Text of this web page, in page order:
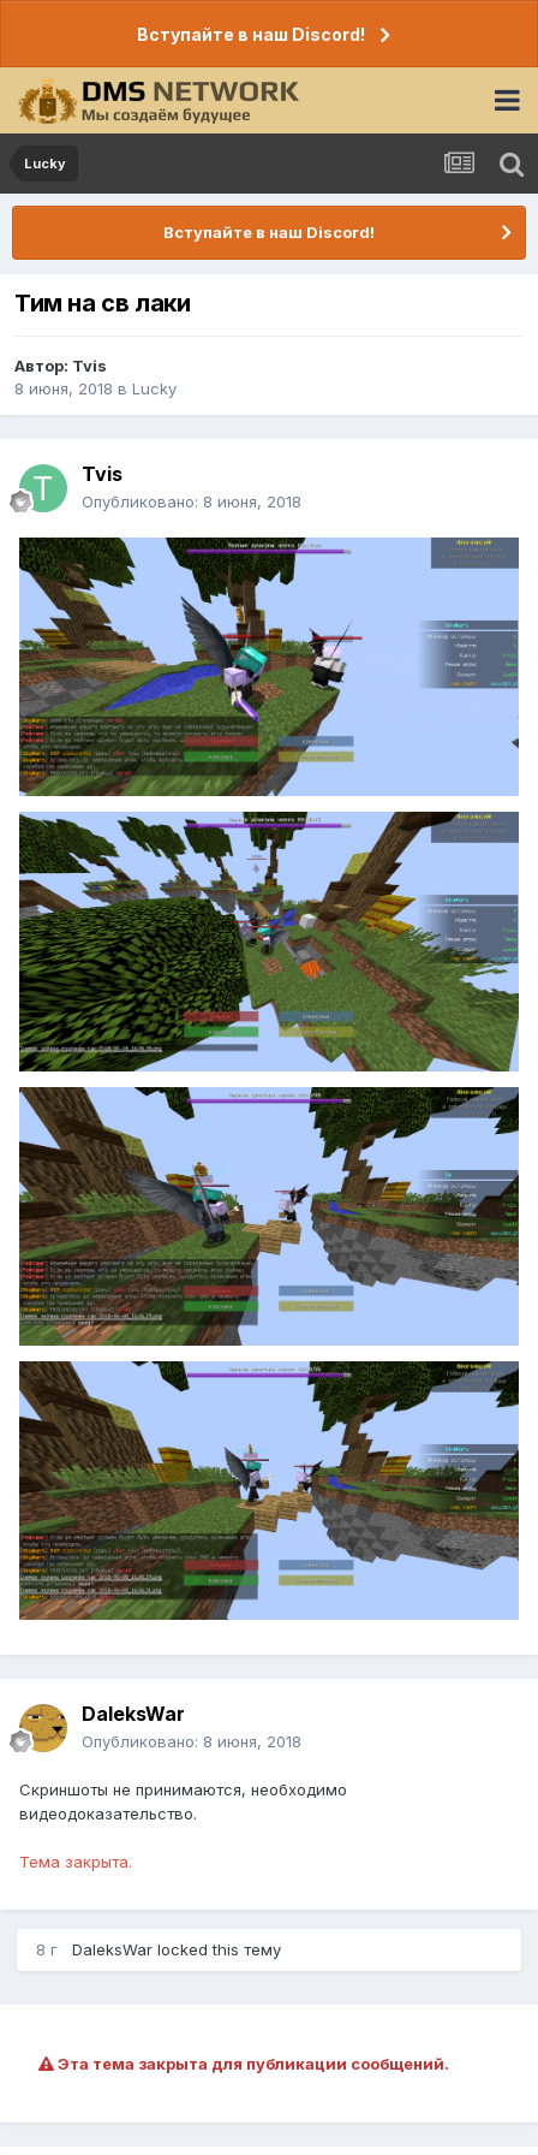
Вступайте в наш Discord!
Lucky
Вступайте в наш Discord!
Тим на св лаки
Автор: Tvis
8 июня, 2018 в Lucky
Tvis
Опубликовано: 8 июня, 2018
DaleksWar
Опубликовано: 8 июня, 2018
Скриншоты не принимаются, необходимо
видеодоказательство.
Тема закрыта.
8 г DaleksWar locked this тему
Эта тема закрыта для публикации сообщений.